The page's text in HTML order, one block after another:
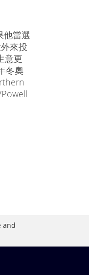
他當選
來投
意更
冬奧
and